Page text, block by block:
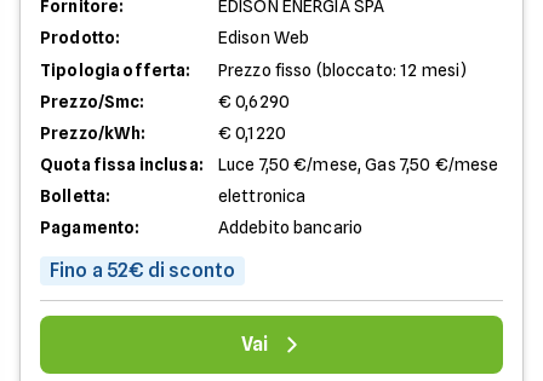
Fornitore:
EDISON ENERGIA SPA
Prodotto:
Edison Web
Tipologia offerta:
Prezzo fisso (bloccato: 12 mesi)
Prezzo/Smc:
€ 0,6290
Prezzo/kWh:
€ 0,1220
Quota fissa inclusa:
Luce 7,50 €/mese, Gas 7,50 €/mese
Bolletta:
elettronica
Pagamento:
Addebito bancario
Fino a 52€ di sconto
Vai